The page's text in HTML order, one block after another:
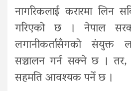
नागरिकलाई करारमा लिन
गरिएको छ । नेपाल
लगानीकर्तासँगको संयुक्त
सञ्चालन गर्न सक्ने छ । तर,
सहमति आवश्यक पर्ने छ ।